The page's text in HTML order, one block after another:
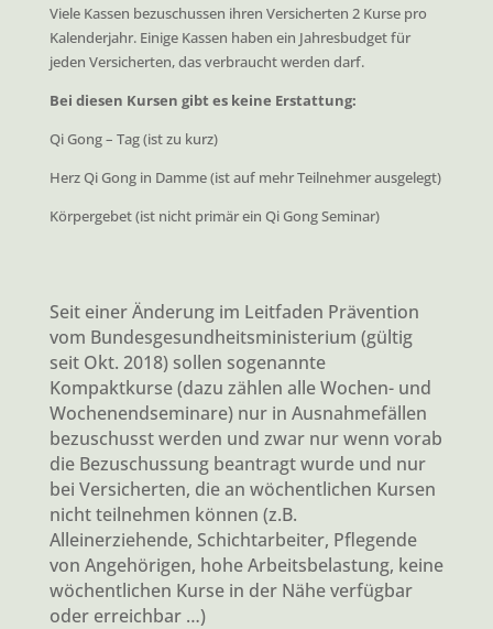
Viele Kassen bezuschussen ihren Versicherten 2 Kurse pro
Kalenderjahr. Einige Kassen haben ein Jahresbudget für
jeden Versicherten, das verbraucht werden darf.
Bei diesen Kursen gibt es keine Erstattung:
Qi Gong – Tag (ist zu kurz)
Herz Qi Gong in Damme (ist auf mehr Teilnehmer ausgelegt)
Körpergebet (ist nicht primär ein Qi Gong Seminar)
Seit einer Änderung im Leitfaden Prävention
vom Bundesgesundheitsministerium (gültig
seit Okt. 2018) sollen sogenannte
Kompaktkurse (dazu zählen alle Wochen- und
Wochenendseminare) nur in Ausnahmefällen
bezuschusst werden und zwar nur wenn vorab
die Bezuschussung beantragt wurde und nur
bei Versicherten, die an wöchentlichen Kursen
nicht teilnehmen können (z.B.
Alleinerziehende, Schichtarbeiter, Pflegende
von Angehörigen, hohe Arbeitsbelastung, keine
wöchentlichen Kurse in der Nähe verfügbar
oder erreichbar …)